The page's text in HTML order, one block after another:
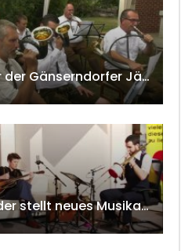
11. Jagdheuriger der Gänserndorfer Jäger 2020 w4tv166
Norbert Schneider stellt neues Musikalbum vor 2020 w4tv168